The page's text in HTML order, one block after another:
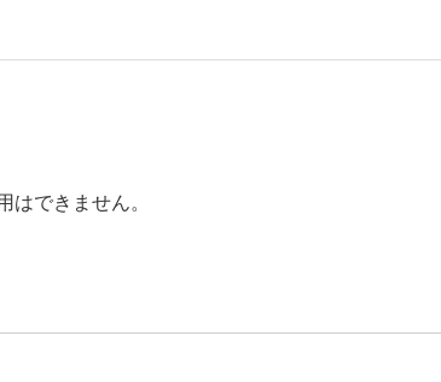
はできません。